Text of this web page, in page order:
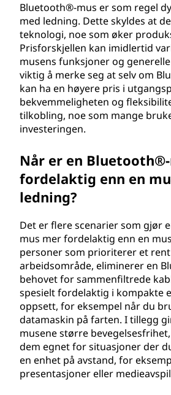
Bluetooth®-mus er som regel
med ledning. Dette skyldes at
teknologi, noe som øker
Prisforskjellen kan imidlertid
musens funksjoner og
viktig å merke seg at selv om
kan ha en høyere pris i
bekvemmeligheten og
tilkobling, noe som mange
investeringen.
Når er en
fordelaktig enn en
ledning?
Det er flere scenarier som gjør
mus mer fordelaktig enn en
personer som prioriterer et
arbeidsområde, eliminerer en
behovet for sammenfiltrede
spesielt fordelaktig i kompakte
oppsett, for eksempel når du
datamaskin på farten. I tillegg
musene større
dem egnet for situasjoner der
en enhet på avstand, for
presentasjoner eller